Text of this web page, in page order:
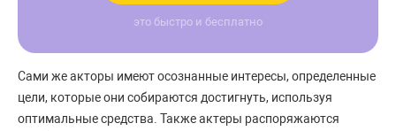
это быстро и бесплатно
Сами же акторы имеют осознанные интересы, определенные
цели, которые они собираются достигнуть, используя
оптимальные средства. Также актеры распоряжаются